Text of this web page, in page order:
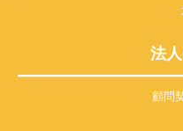
法
顧問